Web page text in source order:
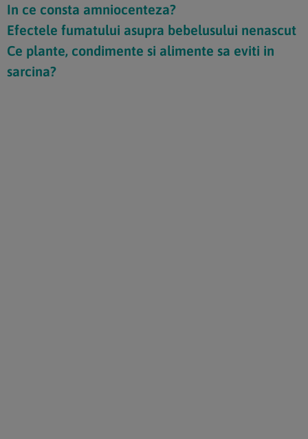
In ce consta amniocenteza?
Efectele fumatului asupra bebelusului nenascut
Ce plante, condimente si alimente sa eviti in
sarcina?